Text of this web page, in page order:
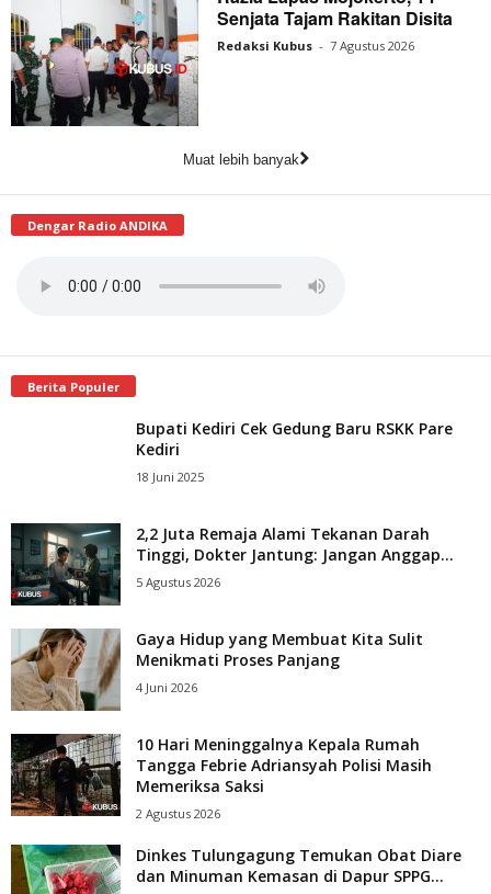
Senjata Tajam Rakitan Disita
Redaksi Kubus - 7 Agustus 2026
Muat lebih banyak
Dengar Radio ANDIKA
Berita Populer
Bupati Kediri Cek Gedung Baru RSKK Pare
Kediri
18 Juni 2025
2,2 Juta Remaja Alami Tekanan Darah
Tinggi, Dokter Jantung: Jangan Anggap...
5 Agustus 2026
Gaya Hidup yang Membuat Kita Sulit
Menikmati Proses Panjang
4 Juni 2026
10 Hari Meninggalnya Kepala Rumah
Tangga Febrie Adriansyah Polisi Masih
Memeriksa Saksi
2 Agustus 2026
Dinkes Tulungagung Temukan Obat Diare
dan Minuman Kemasan di Dapur SPPG...